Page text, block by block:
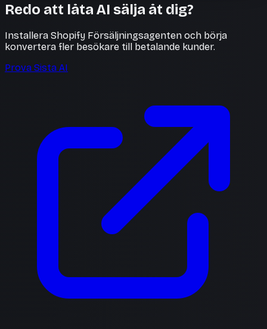
Redo att låta AI sälja åt dig?
Installera Shopify Försäljningsagenten och börja
konvertera fler besökare till betalande kunder.
Prova Sista AI